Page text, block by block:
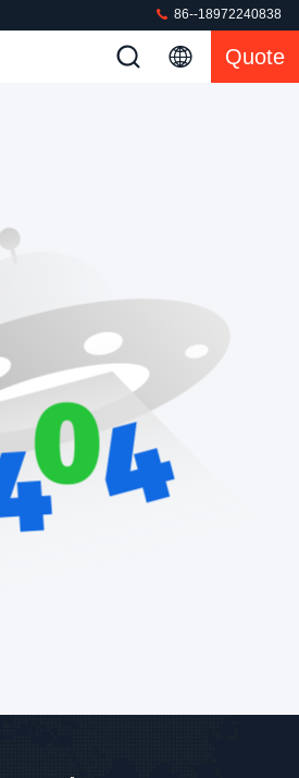
86--18972240838
Quote